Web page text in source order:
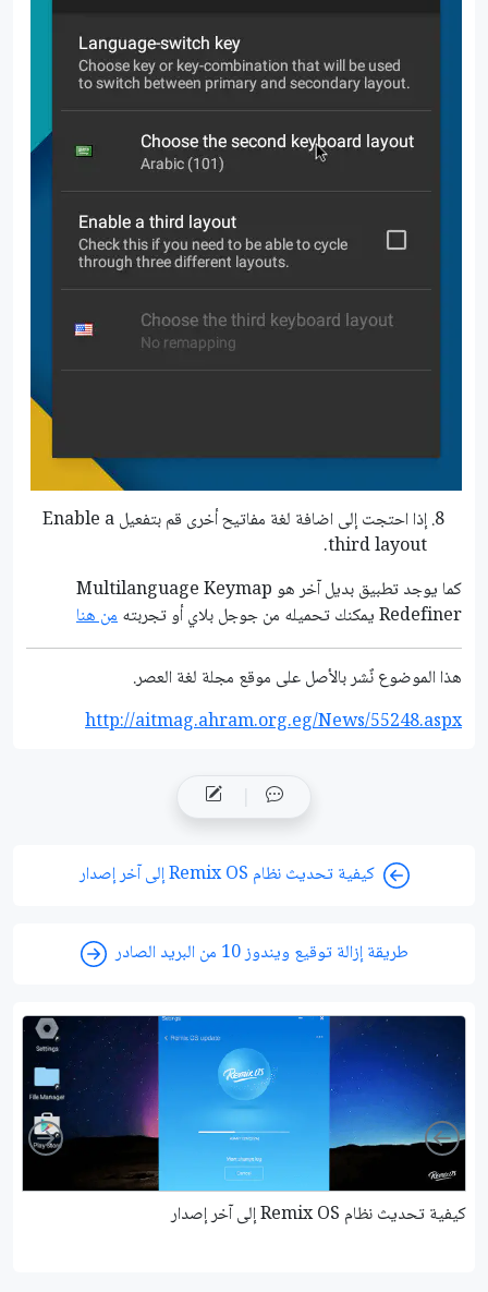
إذا احتجت إلى اضافة لغة مفاتيح أخرى قم بتفعيل Enable a
third layout.
كما يوجد تطبيق بديل آخر هو Multilanguage Keymap
Redefiner يمكنك تحميله من جوجل بلاي أو تجربته
من هنا
هذا الموضوع نٌشر باﻷصل على موقع مجلة لغة العصر.
http://aitmag.ahram.org.eg/News/55248.aspx
كيفية تحديث نظام Remix OS إلى آخر إصدار
طريقة إزالة توقيع ويندوز 10 من البريد الصادر
كيفية تحديث نظام Remix OS إلى آخر إصدار
Left